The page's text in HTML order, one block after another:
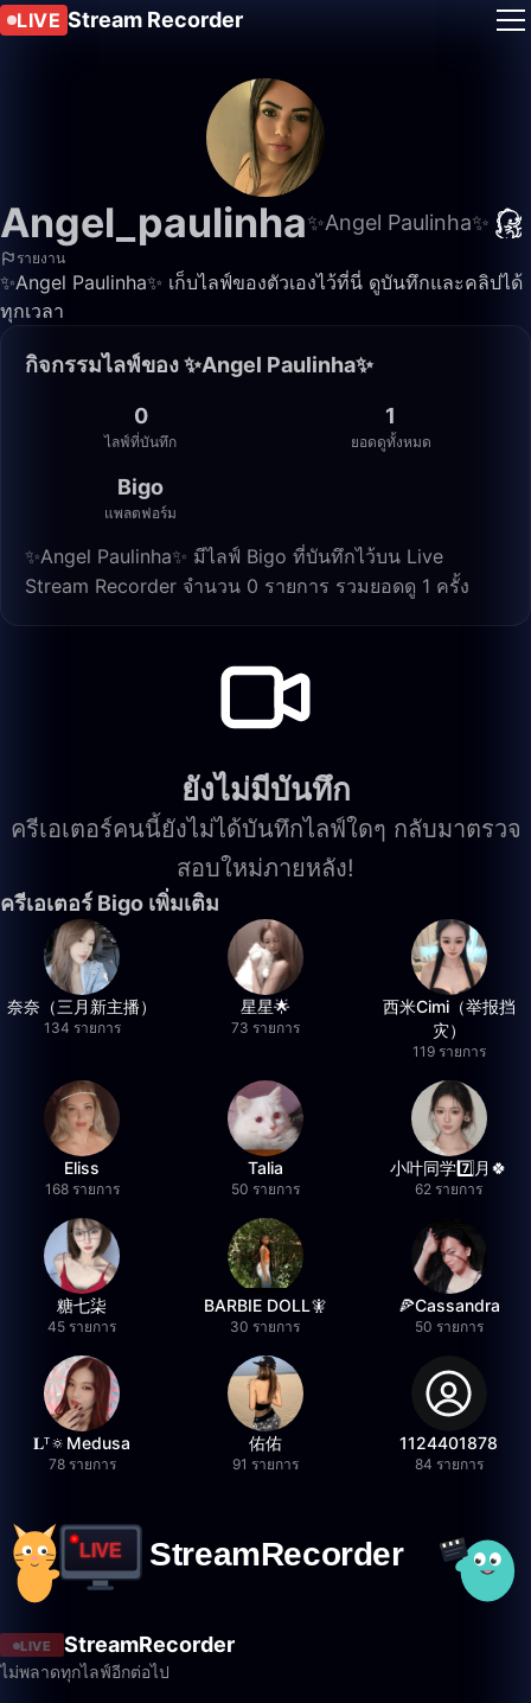
LIVE Stream Recorder
Angel_paulinha✨Angel Paulinha✨
รายงาน
✨Angel Paulinha✨ เก็บไลฟ์ของตัวเองไว้ที่นี่ ดูบันทึกและคลิปได้
ทุกเวลา
กิจกรรมไลฟ์ของ ✨Angel Paulinha✨
0
ไลฟ์ที่บันทึก
1
ยอดดูทั้งหมด
Bigo
แพลตฟอร์ม
✨Angel Paulinha✨ มีไลฟ์ Bigo ที่บันทึกไว้บน Live
Stream Recorder จำนวน 0 รายการ รวมยอดดู 1 ครั้ง
ยังไม่มีบันทึก
ครีเอเตอร์คนนี้ยังไม่ได้บันทึกไลฟ์ใดๆ กลับมาตรวจ
สอบใหม่ภายหลัง!
ครีเอเตอร์ Bigo เพิ่มเติม
奈奈（三月新主播）
134 รายการ
星星🌟
73 รายการ
西米Cimi（举报挡
灾）
119 รายการ
Eliss
168 รายการ
Talia
50 รายการ
小叶同学7️⃣月🍀
62 รายการ
糖七柒
45 รายการ
BARBIE DOLL🧚
30 รายการ
🍕Cassandra
50 รายการ
𝐋ᵀ🔅Medusa
78 รายการ
佑佑
91 รายการ
1124401878
84 รายการ
LIVE StreamRecorder
ไม่พลาดทุกไลฟ์อีกต่อไป